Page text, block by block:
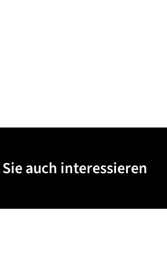
auch interessieren